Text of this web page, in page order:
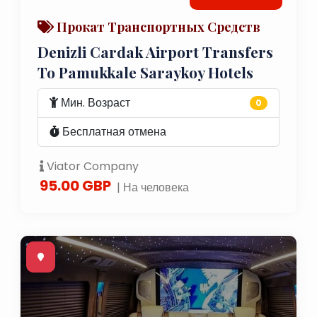
Прокат Транспортных Средств
Denizli Cardak Airport Transfers
To Pamukkale Saraykoy Hotels
Мин. Возраст 0
Бесплатная отмена
Viator Company
95.00 GBP | На человека